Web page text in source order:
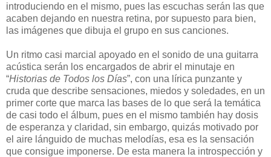
introduciendo en el mismo, pues las escuchas serán las que
acaben dejando en nuestra retina, por supuesto para bien,
las imágenes que dibuja el grupo en sus canciones.
Un ritmo casi marcial apoyado en el sonido de una guitarra
acústica serán los encargados de abrir el minutaje en
“Historias de Todos los Días”, con una lírica punzante y
cruda que describe sensaciones, miedos y soledades, en un
primer corte que marca las bases de lo que será la temática
de casi todo el álbum, pues en el mismo también hay dosis
de esperanza y claridad, sin embargo, quizás motivado por
el aire lánguido de muchas melodías, esa es la sensación
que consigue imponerse. De esta manera la introspección y